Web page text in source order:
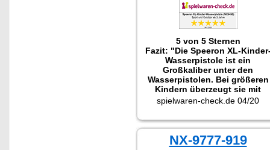
5 von 5 Sternen
Fazit: "Die Speeron XL-
Wasserpistole ist ein
Großkaliber unter den
Wasserpistolen. Bei größeren
Kindern überzeugt sie mit
kräftigem Wasserstrahl und
spielwaren-check.de 04/20
NX-9777-919